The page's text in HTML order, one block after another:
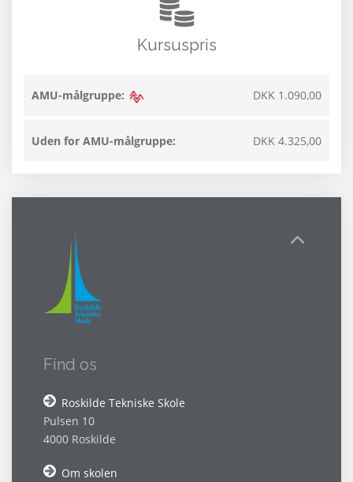
Kursuspris
AMU-målgruppe: DKK 1.090,00
Uden for AMU-målgruppe: DKK 4.325,00
Find os
Roskilde Tekniske Skole
Pulsen 10
4000 Roskilde
Om skolen